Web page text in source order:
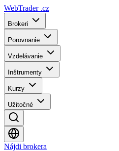
WebTrader .cz
Brokeri
Porovnanie
Vzdelávanie
Inštrumenty
Kurzy
Užitočné
Nájdi brokera